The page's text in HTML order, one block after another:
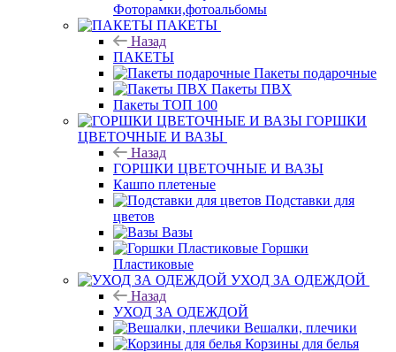
Фоторамки,фотоальбомы
ПАКЕТЫ
Назад
ПАКЕТЫ
Пакеты подарочные
Пакеты ПВХ
Пакеты ТОП 100
ГОРШКИ
ЦВЕТОЧНЫЕ И ВАЗЫ
Назад
ГОРШКИ ЦВЕТОЧНЫЕ И ВАЗЫ
Кашпо плетеные
Подставки для
цветов
Вазы
Горшки
Пластиковые
УХОД ЗА ОДЕЖДОЙ
Назад
УХОД ЗА ОДЕЖДОЙ
Вешалки, плечики
Корзины для белья